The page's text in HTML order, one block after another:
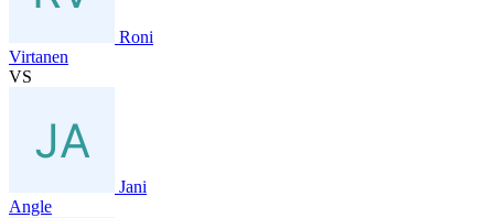
Roni
Virtanen
VS
Jani
Angle